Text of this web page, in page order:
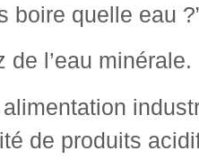
boire quelle eau
de l’eau minérale.
alimentation
de produits